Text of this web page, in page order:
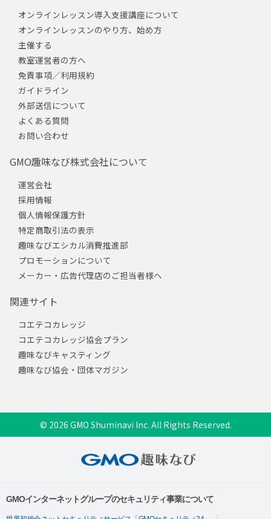
オンラインレッスン導入支援講座について
オンラインレッスンのやり方、始め方
主催する
教室運営者の方へ
免責事項／利用規約
ガイドライン
外部送信について
よくある質問
お問い合わせ
GMO趣味なび株式会社について
運営会社
採用情報
個人情報保護方針
特定商取引法の表示
趣味なびエシカル消費推進部
プロモーションについて
メーカー・広告代理店のご担当者様へ
関連サイト
コエテコカレッジ
コエテコカレッジ協会プラン
趣味なびキャスティング
趣味なび協会・団体マガジン
© 2026 GMO Shuminavi Inc. All Rights Reserved.